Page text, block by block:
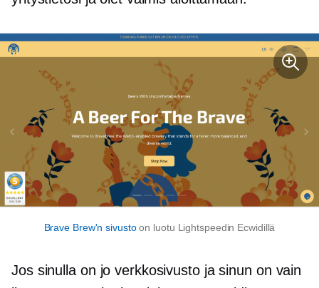
Brave Brew'n sivustoon luotu Lightspeedin Ecwidillä
Jos sinulla on jo verkkosivusto ja sinun on vain